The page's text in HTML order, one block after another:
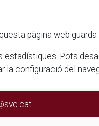
pàgina web
estadístiques. Pots
la configuració del